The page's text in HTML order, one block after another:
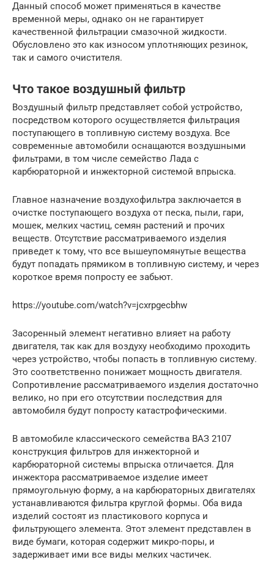
Данный способ может применяться в качестве
временной меры, однако он не гарантирует
качественной фильтрации смазочной жидкости.
Обусловлено это как износом уплотняющих резинок,
так и самого очистителя.
Что такое воздушный фильтр
Воздушный фильтр представляет собой устройство,
посредством которого осуществляется фильтрация
поступающего в топливную систему воздуха. Все
современные автомобили оснащаются воздушными
фильтрами, в том числе семейство Лада с
карбюраторной и инжекторной системой впрыска.
Главное назначение воздухофильтра заключается в
очистке поступающего воздуха от песка, пыли, гари,
мошек, мелких частиц, семян растений и прочих
веществ. Отсутствие рассматриваемого изделия
приведет к тому, что все вышеупомянутые вещества
будут попадать прямиком в топливную систему, и через
короткое время попросту ее забьют.
https://youtube.com/watch?v=jcxrpgecbhw
Засоренный элемент негативно влияет на работу
двигателя, так как для воздуху необходимо проходить
через устройство, чтобы попасть в топливную систему.
Это соответственно понижает мощность двигателя.
Сопротивление рассматриваемого изделия достаточно
велико, но при его отсутствии последствия для
автомобиля будут попросту катастрофическими.
В автомобиле классического семейства ВАЗ 2107
конструкция фильтров для инжекторной и
карбюраторной системы впрыска отличается. Для
инжектора рассматриваемое изделие имеет
прямоугольную форму, а на карбюраторных двигателях
устанавливаются фильтра круглой формы. Оба вида
изделий состоят из пластикового корпуса и
фильтрующего элемента. Этот элемент представлен в
виде бумаги, которая содержит микро-поры, и
задерживает ими все виды мелких частичек.